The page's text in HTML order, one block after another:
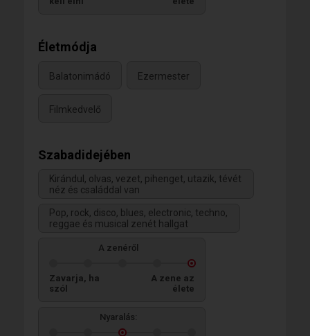
Életmódja
Balatonimádó Ezermester
Filmkedvelő
Szabadidejében
Kirándul, olvas, vezet, pihenget, utazik, tévét
néz és családdal van
Pop, rock, disco, blues, electronic, techno,
reggae és musical zenét hallgat
A zenéről
Zavarja, ha
szól
A zene az
élete
Nyaralás: